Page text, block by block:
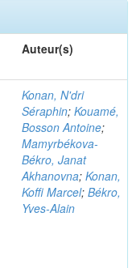
Auteur(s)
Konan, N'dri
Séraphin; Kouamé,
Bosson Antoine;
Mamyrbékova-
Békro, Janat
Akhanovna; Konan,
Koffi Marcel; Békro,
Yves-Alain